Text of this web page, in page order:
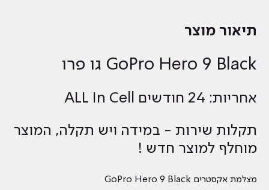
תיאור מוצר
GoPro Hero 9 Black גו פרו
אחריות: 24 חודשים ALL In Cell
תקלות שירות - במידה ויש תקלה, המוצר
מוחלף למוצר חדש !
מצלמת אקסטרים GoPro Hero 9 Black